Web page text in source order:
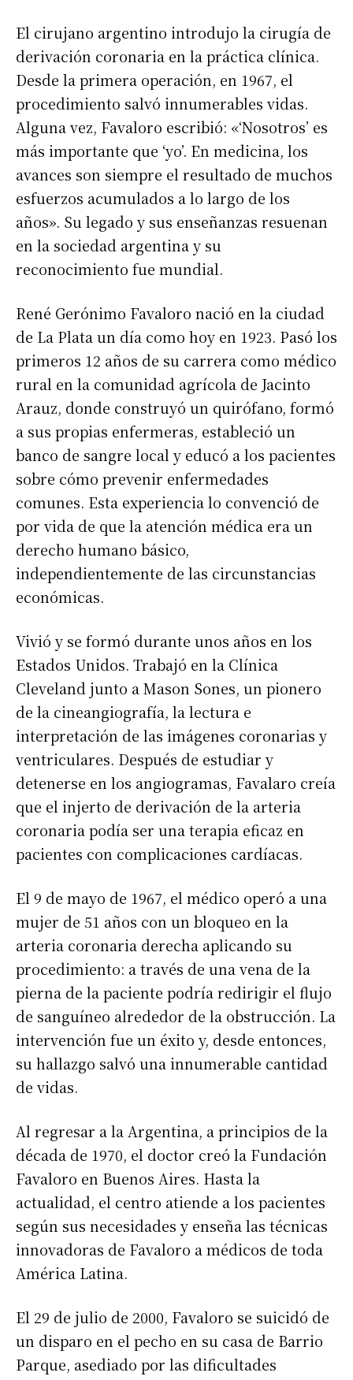
El cirujano argentino introdujo la cirugía de
derivación coronaria en la práctica clínica.
Desde la primera operación, en 1967, el
procedimiento salvó innumerables vidas.
Alguna vez, Favaloro escribió: «‘Nosotros’ es
más importante que ‘yo’. En medicina, los
avances son siempre el resultado de muchos
esfuerzos acumulados a lo largo de los
años». Su legado y sus enseñanzas resuenan
en la sociedad argentina y su
reconocimiento fue mundial.
René Gerónimo Favaloro nació en la ciudad
de La Plata un día como hoy en 1923. Pasó los
primeros 12 años de su carrera como médico
rural en la comunidad agrícola de Jacinto
Arauz, donde construyó un quirófano, formó
a sus propias enfermeras, estableció un
banco de sangre local y educó a los pacientes
sobre cómo prevenir enfermedades
comunes. Esta experiencia lo convenció de
por vida de que la atención médica era un
derecho humano básico,
independientemente de las circunstancias
económicas.
Vivió y se formó durante unos años en los
Estados Unidos. Trabajó en la Clínica
Cleveland junto a Mason Sones, un pionero
de la cineangiografía, la lectura e
interpretación de las imágenes coronarias y
ventriculares. Después de estudiar y
detenerse en los angiogramas, Favalaro creía
que el injerto de derivación de la arteria
coronaria podía ser una terapia eficaz en
pacientes con complicaciones cardíacas.
El 9 de mayo de 1967, el médico operó a una
mujer de 51 años con un bloqueo en la
arteria coronaria derecha aplicando su
procedimiento: a través de una vena de la
pierna de la paciente podría redirigir el flujo
de sanguíneo alrededor de la obstrucción. La
intervención fue un éxito y, desde entonces,
su hallazgo salvó una innumerable cantidad
de vidas.
Al regresar a la Argentina, a principios de la
década de 1970, el doctor creó la Fundación
Favaloro en Buenos Aires. Hasta la
actualidad, el centro atiende a los pacientes
según sus necesidades y enseña las técnicas
innovadoras de Favaloro a médicos de toda
América Latina.
El 29 de julio de 2000, Favaloro se suicidó de
un disparo en el pecho en su casa de Barrio
Parque, asediado por las dificultades